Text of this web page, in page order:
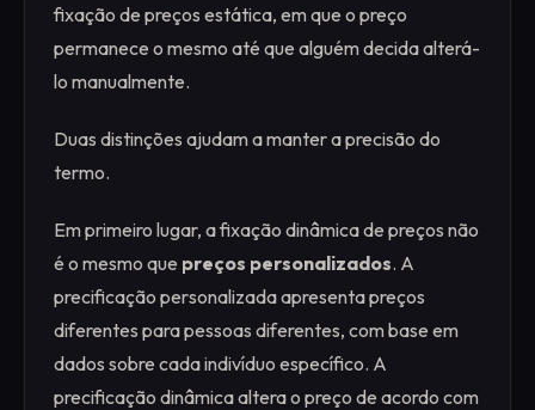
fixação de preços estática, em que o preço
permanece o mesmo até que alguém decida alterá-
lo manualmente.
Duas distinções ajudam a manter a precisão do
termo.
Em primeiro lugar, a fixação dinâmica de preços não
é o mesmo que preços personalizados. A
precificação personalizada apresenta preços
diferentes para pessoas diferentes, com base em
dados sobre cada indivíduo específico. A
precificação dinâmica altera o preço de acordo com